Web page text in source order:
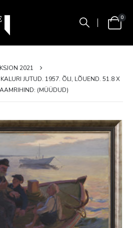
0
2021
JUTUD. 1957. ÕLI, LÕUEND. 51.8 X
(MÜÜDUD)